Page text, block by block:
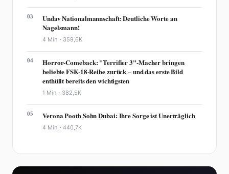
03
Undav Nationalmannschaft: Deutliche Worte an
Nagelsmann!
4 Min. · 359,6K
04
Horror-Comeback: "Terrifier 3"-Macher bringen
beliebte FSK-18-Reihe zurück – und das erste Bild
enthüllt bereits den wichtigsten
1 Min. · 382,5K
05 Verona Pooth Sohn Dubai: Ihre Sorge ist Unerträglich
4 Min. ·440,7K